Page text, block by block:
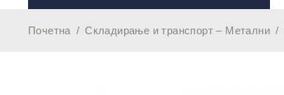
Почетна / Складирање и транспорт – Метални /